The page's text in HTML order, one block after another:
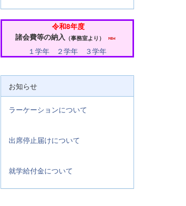
令和8年度
諸会費等の納入 （事務室より）
１学年 ２学年 ３学年
お知らせ
ラーケーションについて
出席停止届けについて
就学給付金について